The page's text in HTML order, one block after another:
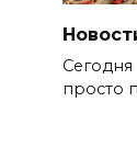
просто